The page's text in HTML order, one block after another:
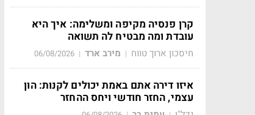
קרן פנסיה מקיפה ומשלימה: איך היא
עובדת ומה מבטיח לה תשואה
חיסכון ארוך טווח | מירב ארד |
06/08/2026
איזו דירה אתם באמת יכולים לקנות: הון
עצמי, החזר חודשי ויחס ההחזר